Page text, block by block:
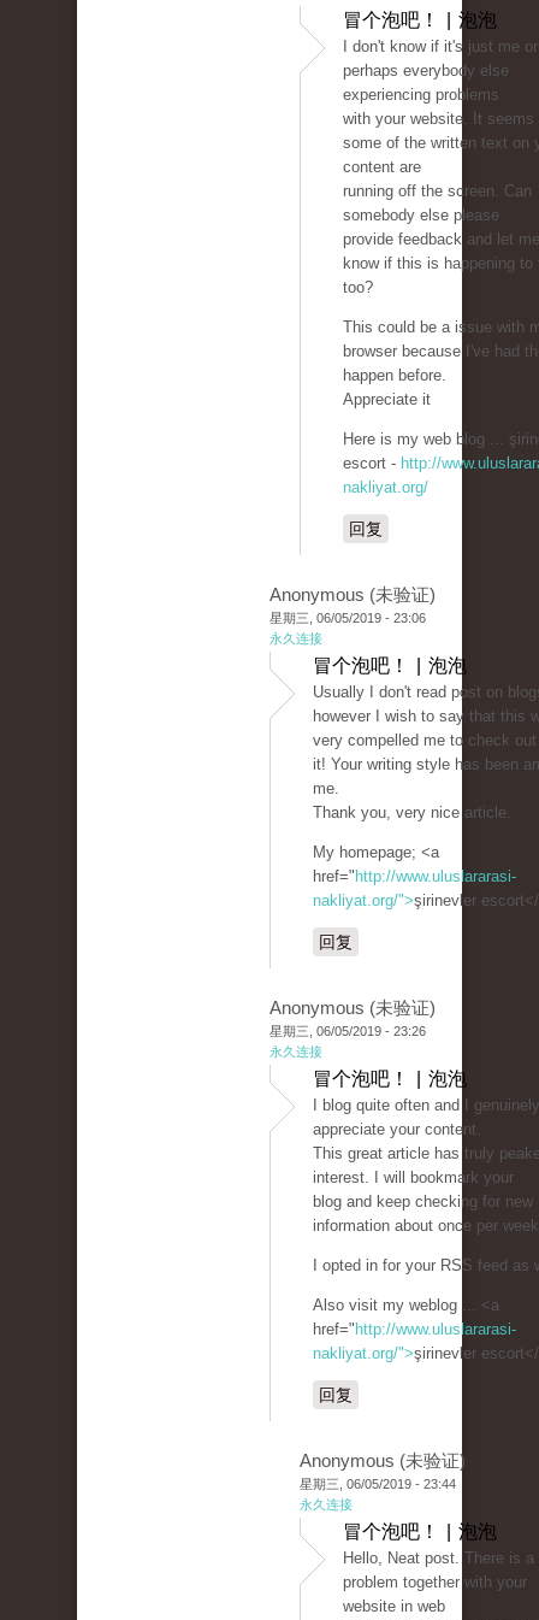
冒个泡吧！ | 泡泡
I don't know if it's just me
perhaps everybody else
experiencing problems
with your website. It seems
some of the written text on
content are
running off the screen. Can
somebody else please
provide feedback and let me
know if this is happening to
too?
This could be a issue with
browser because I've had
happen before.
Appreciate it
Here is my web blog ...
escort - http://
nakliyat.org/
回复
Anonymous (未验证)
星期三, 06/05/2019 - 23:06
永久连接
冒个泡吧！ | 泡泡
Usually I don't read post on
however I wish to say that this
very compelled me to check
it! Your writing style has been
me.
Thank you, very nice article.
My homepage; <a
href=" http://www.uluslararasi-
nakliyat.org/">şirinevler
回复
Anonymous (未验证)
星期三, 06/05/2019 - 23:26
永久连接
冒个泡吧！ | 泡泡
I blog quite often and I genuinely
appreciate your content.
This great article has truly
interest. I will bookmark your
blog and keep checking for new
information about once per
I opted in for your RSS feed as
Also visit my weblog ... <a
href=" http://www.uluslararasi-
nakliyat.org/">şirinevler
回复
Anonymous (未验证)
星期三, 06/05/2019 - 23:44
永久连接
冒个泡吧！ | 泡泡
Hello, Neat post. There is a
problem together with your
website in web